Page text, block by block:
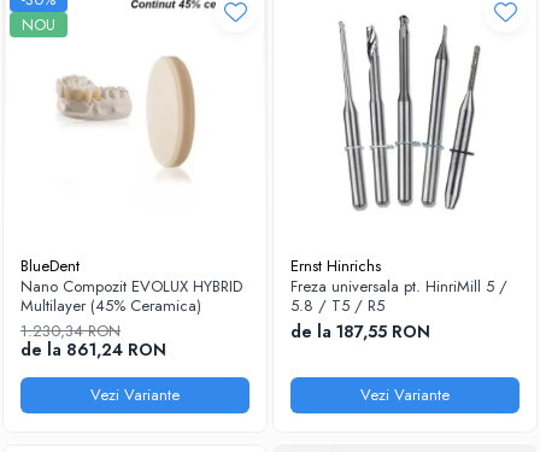
NOU
BlueDent
Nano Compozit EVOLUX HYBRID
Multilayer (45% Ceramica)
1.230,34 RON
de la 861,24 RON
Vezi Variante
Ernst Hinrichs
Freza universala pt. HinriMill 5 /
5.8 / T5 / R5
de la 187,55 RON
Vezi Variante